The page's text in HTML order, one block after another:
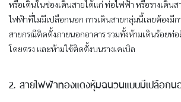
หรือเดินในช่องเดินสายได้แก่ ท่อไฟฟ้า หรือรางเดินส
ไฟฟ้าที่ไม่มีเปลือกนอก การเดินสายกลุ่มนี้เลยต้องมีก
สายกรณีติดตั้งภายนอกอาคาร รวมทั้งห้ามเดินร้อยท่
โดยตรง และห้ามใช้ติดตั้งบนรางเคเบิล
2. สายไฟฟ้าทองแดงหุ้มฉนวนแบบมีเปลือกน